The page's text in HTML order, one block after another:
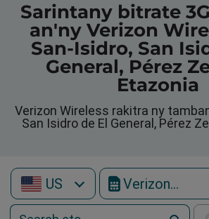
Sarintany bitrate
an'ny Verizon
San-Isidro, San
General, Pérez
Etazonia
Verizon Wireless rakitra ny
San Isidro de El General, Pérez
US Verizon Wireless